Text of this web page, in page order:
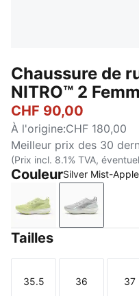
Chaussure de
NITRO™ 2
CHF 90,00
À l'origine:CHF 180,00
Meilleur prix des 30
(Prix incl. 8.1% TVA,
CouleurSilver Mist-
Apple Spritz-Lux
Silver
Tailles
Taille
35.5
Taille
36 37